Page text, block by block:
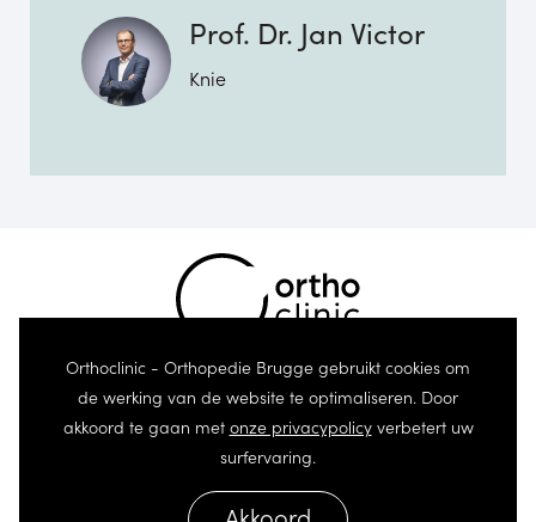
Prof. Dr. Jan Victor
Knie
© 2026 Orthoclinic - Orthopedie Brugge
Algemene Voorwaarden
Privacy Policy
Orthoclinic - Orthopedie Brugge gebruikt cookies om
de werking van de website te optimaliseren. Door
akkoord te gaan met onze privacypolicyverbetert uw
surfervaring.